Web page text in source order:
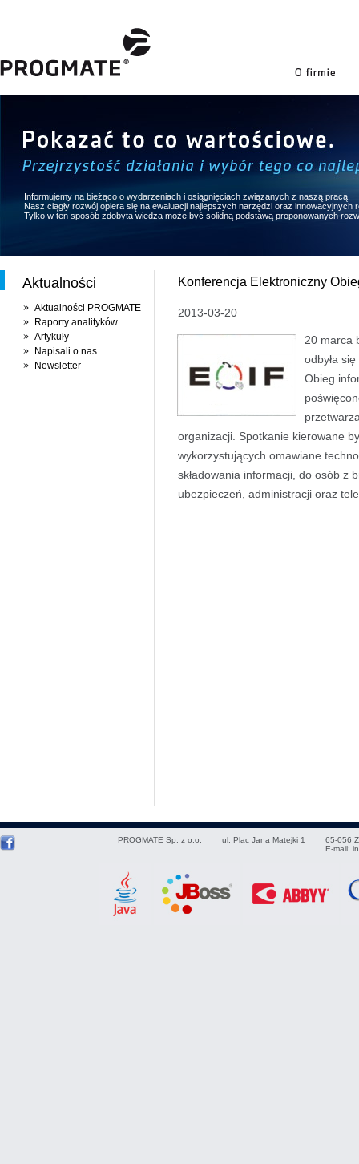
Informujemy na bieżąco o wydarzeniach i osiągnięciach związanych z naszą pracą.
Nasz ciągły rozwój opiera się na ewaluacji najlepszych narzędzi oraz innowacyjnych
Tylko w ten sposób zdobyta wiedza może być solidną podstawą proponowanych
Aktualności
Aktualności PROGMATE
Raporty analityków
Artykuły
Napisali o nas
Newsletter
Konferencja Elektroniczny
2013-03-20
20 marca
odbyła
Obieg
organizacji. Spotkanie kierowane
wykorzystujących omawiane
składowania informacji, do osób z
ubezpieczeń, administracji oraz
PROGMATE Sp. z o.o. ul. Plac Jana Matejki 1 65-056
E-mail: